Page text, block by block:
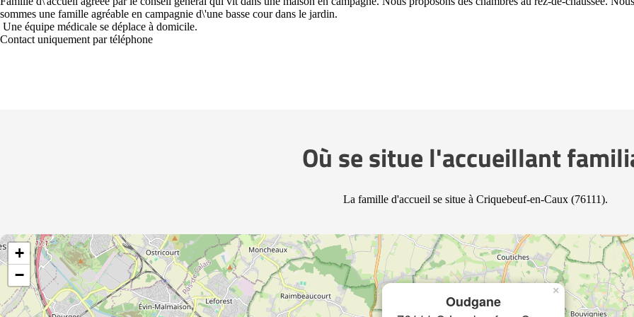
sommes une famille agréable en campagnie d\'une basse cour dans le jardin.
Une équipe médicale se déplace à domicile.
Contact uniquement par téléphone
Où se situe l'accueillant
La famille d'accueil se situe à Criquebeuf-en-Caux (76111).
Oudgane
×
+
−